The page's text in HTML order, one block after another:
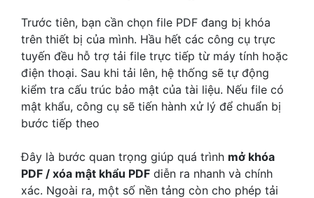
Trước tiên, bạn cần chọn file PDF đang bị khóa
trên thiết bị của mình. Hầu hết các công cụ trực
tuyến đều hỗ trợ tải file trực tiếp từ máy tính hoặc
điện thoại. Sau khi tải lên, hệ thống sẽ tự động
kiểm tra cấu trúc bảo mật của tài liệu. Nếu file có
mật khẩu, công cụ sẽ tiến hành xử lý để chuẩn bị
bước tiếp theo
Đây là bước quan trọng giúp quá trình mở khóa
PDF / xóa mật khẩu PDF diễn ra nhanh và chính
xác. Ngoài ra, một số nền tảng còn cho phép tải